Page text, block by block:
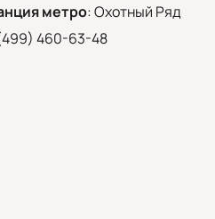
метро:Охотный Ряд
460-63-48